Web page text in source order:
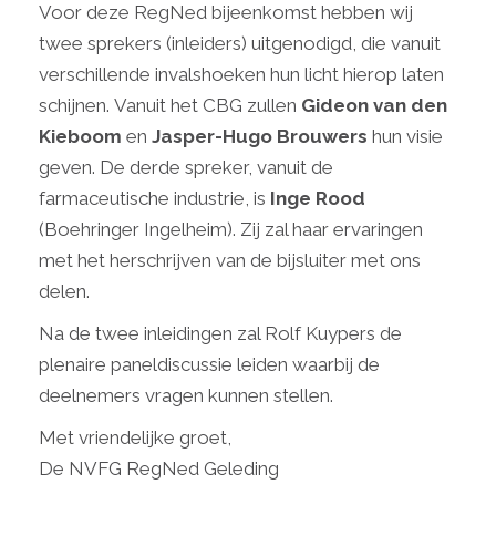
Voor deze RegNed bijeenkomst hebben wij
twee sprekers (inleiders) uitgenodigd, die vanuit
verschillende invalshoeken hun licht hierop laten
schijnen. Vanuit het CBG zullen Gideon van den
Kieboom en Jasper-Hugo Brouwers hun visie
geven. De derde spreker, vanuit de
farmaceutische industrie, is Inge Rood
(Boehringer Ingelheim). Zij zal haar ervaringen
met het herschrijven van de bijsluiter met ons
delen.
Na de twee inleidingen zal Rolf Kuypers de
plenaire paneldiscussie leiden waarbij de
deelnemers vragen kunnen stellen.
Met vriendelijke groet,
De NVFG RegNed Geleding